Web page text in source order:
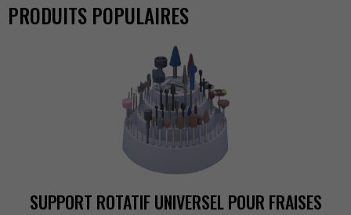
PRODUITSPOPULAIRES
SUPPORTROTATIFUNIVERSELPOURFRAISES